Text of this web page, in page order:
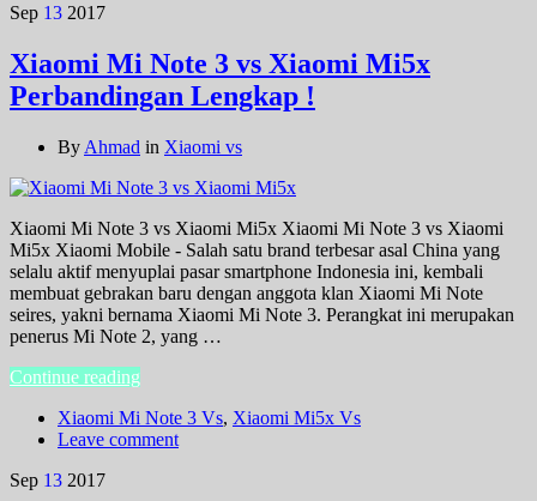
Sep 13 2017
Xiaomi Mi Note 3 vs Xiaomi Mi5x
Perbandingan Lengkap !
By Ahmad in Xiaomi vs
Xiaomi Mi Note 3 vs Xiaomi Mi5x Xiaomi Mi Note 3 vs Xiaomi
Mi5x Xiaomi Mobile - Salah satu brand terbesar asal China yang
selalu aktif menyuplai pasar smartphone Indonesia ini, kembali
membuat gebrakan baru dengan anggota klan Xiaomi Mi Note
seires, yakni bernama Xiaomi Mi Note 3. Perangkat ini merupakan
penerus Mi Note 2, yang …
Continue reading
Xiaomi Mi Note 3 Vs, Xiaomi Mi5x Vs
Leave comment
Sep 13 2017